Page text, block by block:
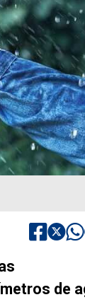
de